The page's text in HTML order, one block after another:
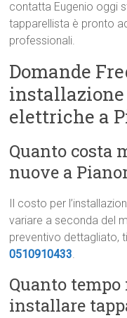
contatta Eugenio oggi
tapparellista è pronto
professionali.
Domande
elettriche a
Quanto costa
nuove a
Il costo per
variare a seconda del
preventivo dettagliato,
0510910433.
Quanto tempo
installare